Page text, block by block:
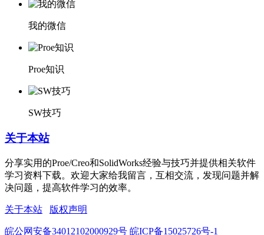
我的微信
Proe知识
SW技巧
关于本站
分享实用的Proe/Creo和SolidWorks经验与技巧并提供相关软件
学习资料下载。欢迎大家给我留言，互相交流，发现问题并解
决问题，提高软件学习的效率。
关于本站 版权声明
皖公网安备34012102000929号 皖ICP备15025726号-1